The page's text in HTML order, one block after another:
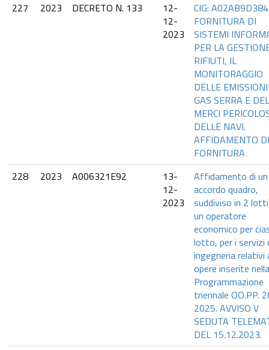
227
2023 DECRETO N. 133
12-
12-
2023
CIG: A02AB9D384
FORNITURA DI
SISTEMI
PER LA
RIFIUTI, IL
MONITORAGGIO
DELLE
GAS SERRA E
MERCI
DELLE NAVI.
AFFIDAMENTO
FORNITURA
228
2023 A006321E92
13-
12-
2023
Affidamento di un
accordo quadro,
suddiviso in 2
un operatore
economico per
lotto, per i servizi
ingegneria relativi
opere inserite nella
Programmazione
triennale OO.PP.
2025. AVVISO V
SEDUTA
DEL 15.12.2023.